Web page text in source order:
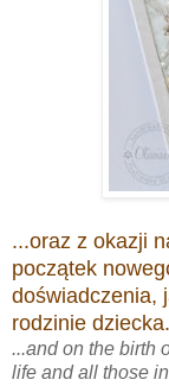
...oraz z okazji
początek
doświadczenia,
rodzinie dziecka.
...and on the birth
life and all those